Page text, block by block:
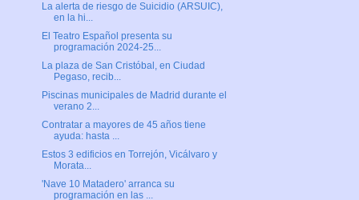
La alerta de riesgo de Suicidio (ARSUIC),
en la hi...
El Teatro Español presenta su
programación 2024-25...
La plaza de San Cristóbal, en Ciudad
Pegaso, recib...
Piscinas municipales de Madrid durante el
verano 2...
Contratar a mayores de 45 años tiene
ayuda: hasta ...
Estos 3 edificios en Torrejón, Vicálvaro y
Morata...
'Nave 10 Matadero' arranca su
programación en las ...